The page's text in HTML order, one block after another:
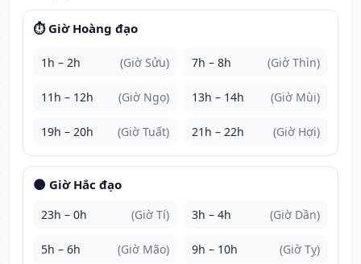
⏱️ Giờ Hoàng đạo
1h – 2h (Giờ Sửu) 7h – 8h (Giờ Thìn)
11h – 12h (Giờ Ngọ) 13h – 14h (Giờ Mùi)
19h – 20h (Giờ Tuất) 21h – 22h (Giờ Hợi)
🌑 Giờ Hắc đạo
23h – 0h (Giờ Tí) 3h – 4h (Giờ Dần)
5h – 6h (Giờ Mão) 9h – 10h (Giờ Tỵ)